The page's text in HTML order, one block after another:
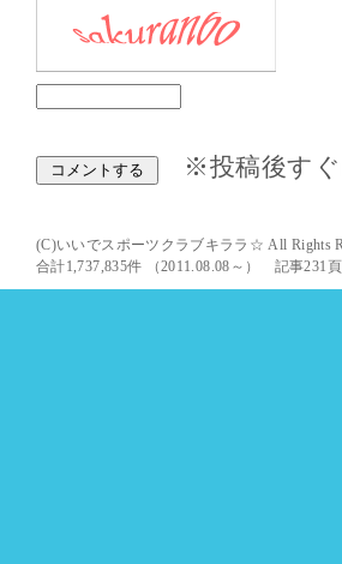
※投稿後す
(C)いいでスポーツクラブキララ☆ All Rights
合計1,737,835件 （2011.08.08～） 記事